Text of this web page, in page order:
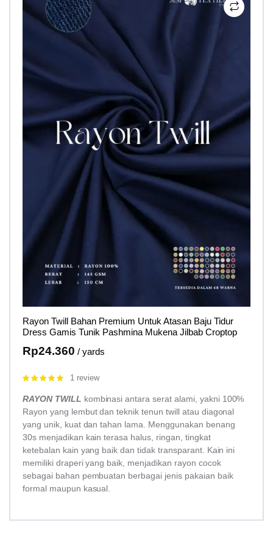
Rayon Twill Bahan Premium Untuk Atasan Baju Tidur
Dress Gamis Tunik Pashmina Mukena Jilbab Croptop
Rp24.360 / yards
Rated
1 review
RAYON TWILL kombinasi antara serat alami, yakni 100%
Rayon yang lembut dan teknik tenun twill atau diagonal
yang unik, kuat dan tahan lama. Menggunakan benang
30s menjadikan kain terasa halus, ringan, tingkat
ketebalan kain yang baik dan tidak transparant. Kain ini
memiliki draperi yang baik, menjadikan rayon cocok
sebagai bahan pembuatan berbagai jenis pakaian baik
formal maupun kasual.